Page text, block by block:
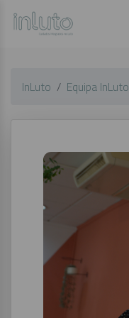
InLuto Equipa InLuto